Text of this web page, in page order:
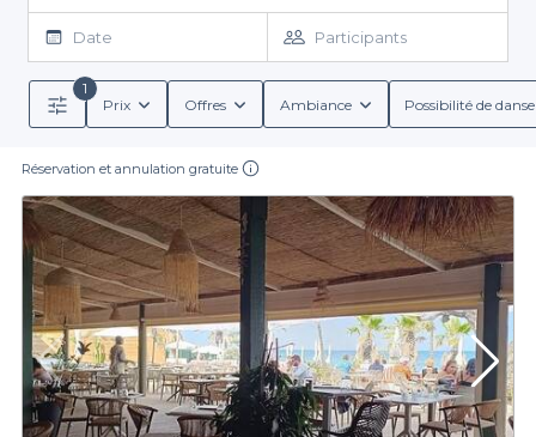
Date Participants
1
Prix
Offres Ambiance Possibilité de
Réservation et annulation gratuite